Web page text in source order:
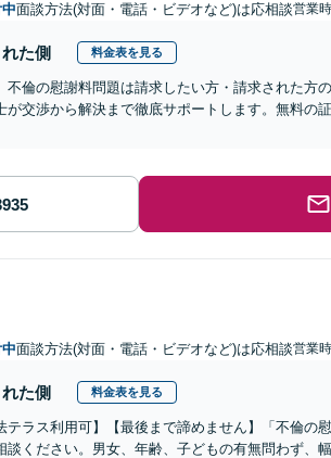
面談方法(対面・電話・ビデオなど)は応相談営業
た側 料金表を見る
不倫の慰謝料問題は請求したい方・請求された方
が交渉から解決まで徹底サポートします。無料の
面談方法(対面・電話・ビデオなど)は応相談営業
た側 料金表を見る
テラス利用可】【最後まで諦めません】「不倫の
談ください。男女、年齢、子どもの有無問わず、